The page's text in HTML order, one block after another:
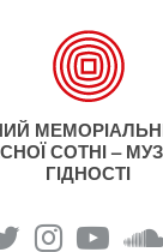
СОТНІ –
ГІДНОСТІ